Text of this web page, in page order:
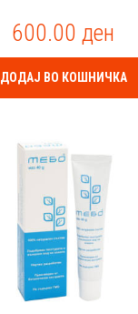
u
t
5
600.00ден
ДОДАЈ ВО КОШНИЧКА